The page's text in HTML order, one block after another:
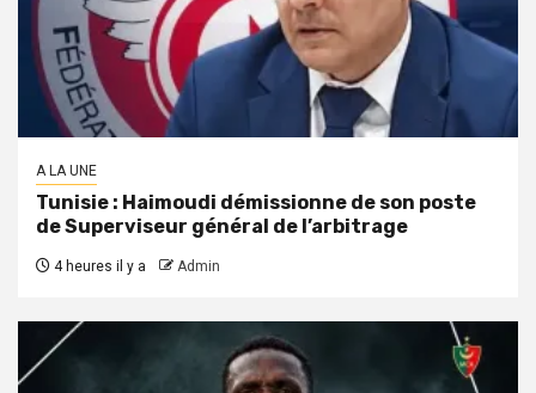
A LA UNE
Tunisie : Haimoudi démissionne de son poste
de Superviseur général de l’arbitrage
4 heures il y a Admin